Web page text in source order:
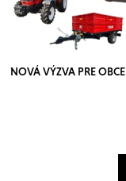
NOVÁ VÝZVA PRE OBCE